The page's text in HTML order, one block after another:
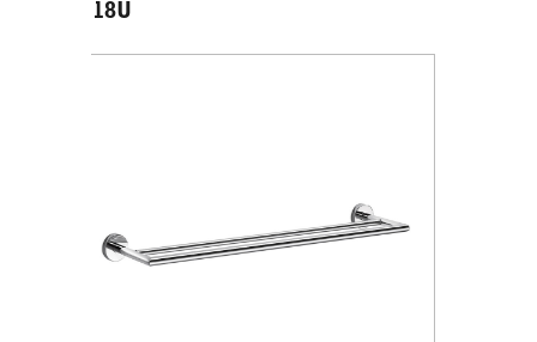
A4618U